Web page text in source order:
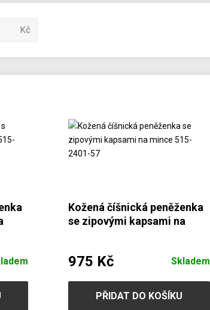
Kč
Kožená číšnická peněženka
se zipovými kapsami na
975 Kč Skladem
PŘIDAT DO KOŠÍKU